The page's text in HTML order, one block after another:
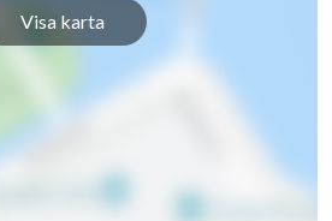
Visa karta